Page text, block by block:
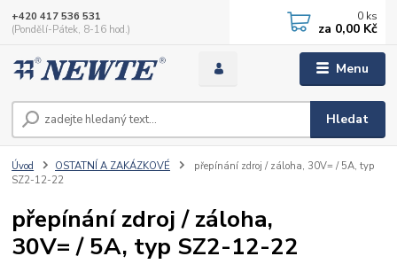
Menu
Hledat
+420 417 536 531
(Pondělí-Pátek, 8-16 hod.)
0 ks
za 0,00 Kč
Úvod OSTATNÍ A ZAKÁZKOVÉ
přepínání zdroj / záloha, 30V= / 5A, typ
SZ2-12-22
přepínání zdroj / záloha,
30V= / 5A, typ SZ2-12-22